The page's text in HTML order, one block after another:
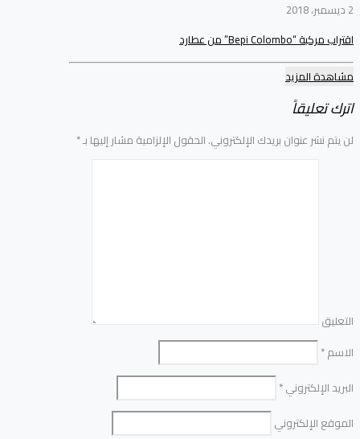
2 ديسمبر، 2018
اقتراب مركبة “Bepi Colombo” من عطارد
مشاهدة المزيد
اترك تعليقاً
لن يتم نشر عنوان بريدك الإلكتروني. الحقول الإلزامية مشار إليها بـ*
التعليق
الاسم*
البريد الإلكتروني*
الموقع الإلكتروني